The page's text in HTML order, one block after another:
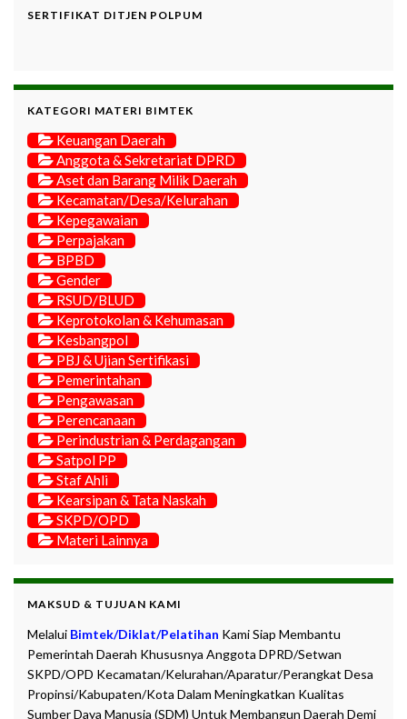
SERTIFIKAT DITJEN POLPUM
KATEGORI MATERI BIMTEK
Keuangan Daerah
Anggota & Sekretariat DPRD
Aset dan Barang Milik Daerah
Kecamatan/Desa/Kelurahan
Kepegawaian
Perpajakan
BPBD
Gender
RSUD/BLUD
Keprotokolan & Kehumasan
Kesbangpol
PBJ & Ujian Sertifikasi
Pemerintahan
Pengawasan
Perencanaan
Perindustrian & Perdagangan
Satpol PP
Staf Ahli
Kearsipan & Tata Naskah
SKPD/OPD
Materi Lainnya
MAKSUD & TUJUAN KAMI
Melalui Bimtek/Diklat/Pelatihan Kami Siap Membantu
Pemerintah Daerah Khususnya Anggota DPRD/Setwan
SKPD/OPD Kecamatan/Kelurahan/Aparatur/Perangkat Desa
Propinsi/Kabupaten/Kota Dalam Meningkatkan Kualitas
Sumber Daya Manusia (SDM) Untuk Membangun Daerah Demi